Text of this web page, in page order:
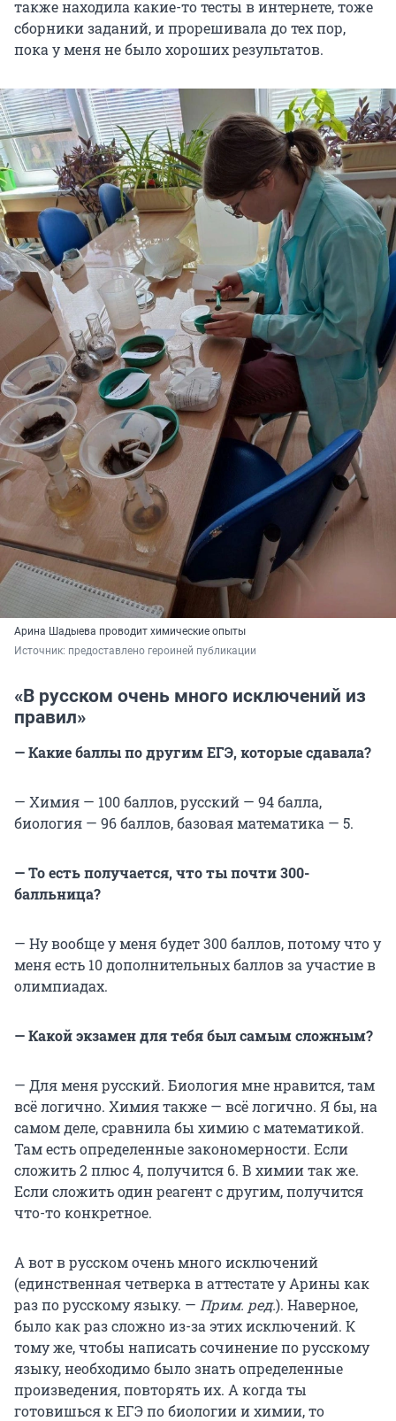
также находила какие-то тесты в интернете, тоже
сборники заданий, и прорешивала до тех пор,
пока у меня не было хороших результатов.
Арина Шадыева проводит химические опыты
Источник: предоставлено героиней публикации
«В русском очень много исключений из
правил»
— Какие баллы по другим ЕГЭ, которые сдавала?
— Химия — 100 баллов, русский — 94 балла,
биология — 96 баллов, базовая математика — 5.
— То есть получается, что ты почти 300-
балльница?
— Ну вообще у меня будет 300 баллов, потому что у
меня есть 10 дополнительных баллов за участие в
олимпиадах.
— Какой экзамен для тебя был самым сложным?
— Для меня русский. Биология мне нравится, там
всё логично. Химия также — всё логично. Я бы, на
самом деле, сравнила бы химию с математикой.
Там есть определенные закономерности. Если
сложить 2 плюс 4, получится 6. В химии так же.
Если сложить один реагент с другим, получится
что-то конкретное.
А вот в русском очень много исключений
(единственная четверка в аттестате у Арины как
раз по русскому языку. — Прим. ред.). Наверное,
было как раз сложно из-за этих исключений. К
тому же, чтобы написать сочинение по русскому
языку, необходимо было знать определенные
произведения, повторять их. А когда ты
готовишься к ЕГЭ по биологии и химии, то